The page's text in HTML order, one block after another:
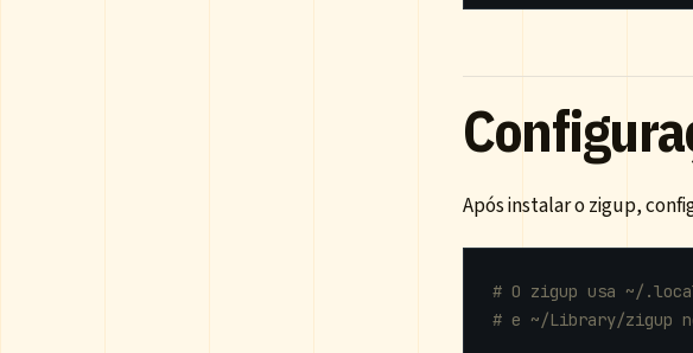
Após instalar o zigup,
# O zigup usa ~/
# e ~/Library/zigup no